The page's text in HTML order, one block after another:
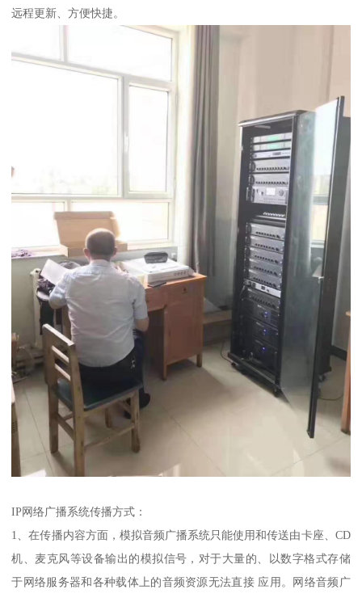
远程更新、方便快捷。
IP网络广播系统传播方式：
1、在传播内容方面，模拟音频广播系统只能使用和传送由卡座、CD
机、麦克风等设备输出的模拟信号，对于大量的、以数字格式存储
于网络服务器和各种载体上的音频资源无法直接 应用。网络音频广